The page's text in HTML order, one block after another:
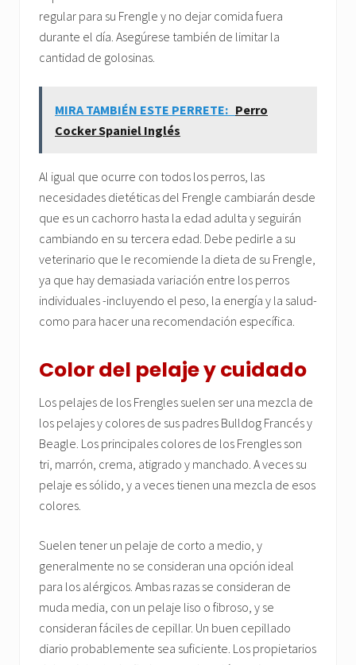
regular para su Frengle y no dejar comida fuera
durante el día. Asegúrese también de limitar la
cantidad de golosinas.
MIRA TAMBIÉN ESTE PERRETE: Perro
Cocker Spaniel Inglés
Al igual que ocurre con todos los perros, las
necesidades dietéticas del Frengle cambiarán desde
que es un cachorro hasta la edad adulta y seguirán
cambiando en su tercera edad. Debe pedirle a su
veterinario que le recomiende la dieta de su Frengle,
ya que hay demasiada variación entre los perros
individuales -incluyendo el peso, la energía y la salud-
como para hacer una recomendación específica.
Color del pelaje y cuidado
Los pelajes de los Frengles suelen ser una mezcla de
los pelajes y colores de sus padres Bulldog Francés y
Beagle. Los principales colores de los Frengles son
tri, marrón, crema, atigrado y manchado. A veces su
pelaje es sólido, y a veces tienen una mezcla de esos
colores.
Suelen tener un pelaje de corto a medio, y
generalmente no se consideran una opción ideal
para los alérgicos. Ambas razas se consideran de
muda media, con un pelaje liso o fibroso, y se
consideran fáciles de cepillar. Un buen cepillado
diario probablemente sea suficiente. Los propietarios